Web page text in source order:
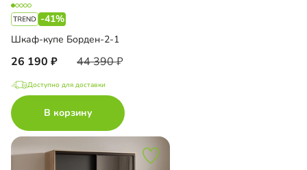
-41%
Шкаф-купе Борден-2-1
26 190 44 390
Доступно для доставки
В корзину